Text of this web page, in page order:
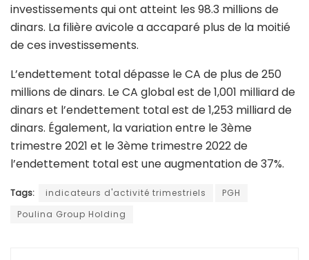
investissements qui ont atteint les 98.3 millions de
dinars. La filière avicole a accaparé plus de la moitié
de ces investissements.
L’endettement total dépasse le CA de plus de 250
millions de dinars. Le CA global est de 1,001 milliard de
dinars et l’endettement total est de 1,253 milliard de
dinars. Également, la variation entre le 3ème
trimestre 2021 et le 3ème trimestre 2022 de
l’endettement total est une augmentation de 37%.
Tags: indicateurs d'activité trimestriels
PGH
Poulina Group Holding